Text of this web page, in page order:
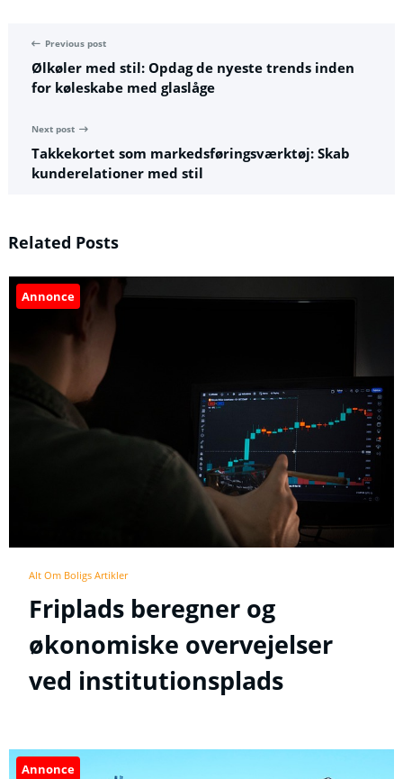
Previous post
Ølkøler med stil: Opdag de nyeste trends inden
for køleskabe med glaslåge
Next post
Takkekortet som markedsføringsværktøj: Skab
kunderelationer med stil
Related Posts
Annonce
Alt Om Boligs Artikler
Friplads beregner og
økonomiske overvejelser
ved institutionsplads
Annonce